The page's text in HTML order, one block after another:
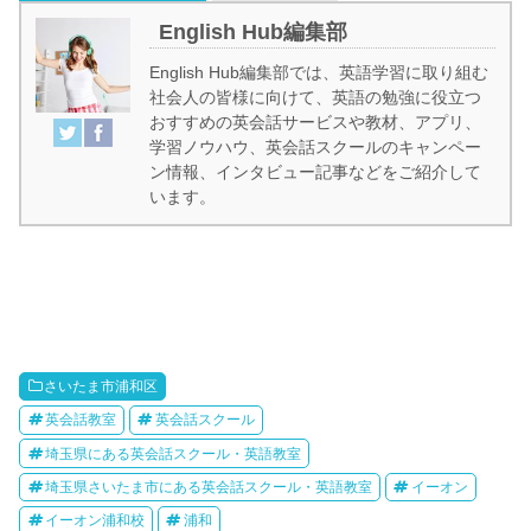
English Hub編集部
English Hub編集部では、英語学習に取り組む
社会人の皆様に向けて、英語の勉強に役立つ
おすすめの英会話サービスや教材、アプリ、
学習ノウハウ、英会話スクールのキャンペー
ン情報、インタビュー記事などをご紹介して
います。
さいたま市浦和区
英会話教室 英会話スクール
埼玉県にある英会話スクール・英語教室
埼玉県さいたま市にある英会話スクール・英語教室 イーオン
イーオン浦和校 浦和